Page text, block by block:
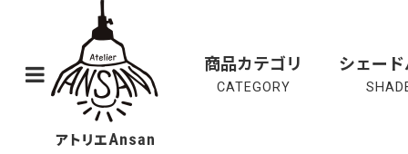
商品カテゴリ
CATEGORY
シェー